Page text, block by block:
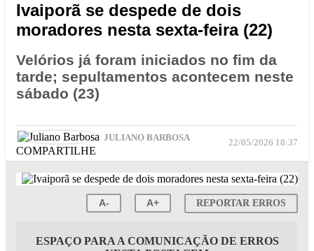
Ivaiporã se despede de dois
moradores nesta sexta-feira (22)
Velórios já foram iniciados no fim da
tarde; sepultamentos acontecem neste
sábado (23)
JULIANO BARBOSA 22/05/2026 18:37
COMPARTILHE
A- A+ REPORTAR ERROS
ESPAÇO PARA A COMUNICAÇÃO DE ERROS